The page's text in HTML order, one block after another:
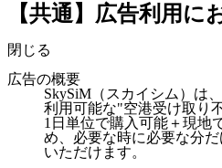
【共通】広告利用に
閉じる
広告の概要
SkySiM（スカイシム）は
利用可能な"空港受け取り
1日単位で購入可能＋現地
め、必要な時に必要な分
いただけます。